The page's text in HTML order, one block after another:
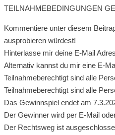
TEILNAHMEBEDINGUNGEN
Kommentiere unter diesem
ausprobieren würdest!
Hinterlasse mir deine E-Mail
Alternativ kannst du mir eine E-
Teilnahmeberechtigt sind alle
Teilnahmeberechtigt sind alle
Das Gewinnspiel endet am
Der Gewinner wird per E-Mail
Der Rechtsweg ist